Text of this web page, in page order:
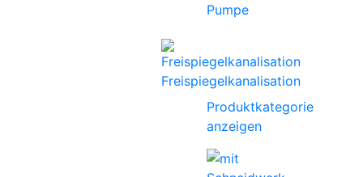
Pumpe
Freispiegelkanalisation
Produktkategorie
anzeigen